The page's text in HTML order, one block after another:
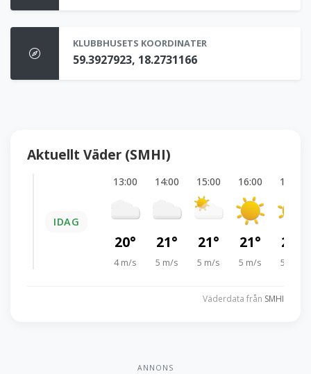
KLUBBHUSETS KOORDINATER
59.3927923, 18.2731166
Aktuellt Väder (SMHI)
IDAG
13:00
20°
4 m/s
14:00
21°
5 m/s
15:00
21°
5 m/s
16:00
21°
5 m/s
17:00
20°
5 m/s
Väderdata från SMHI
ANNONS